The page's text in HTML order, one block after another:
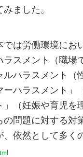
ました。
は労働環境にお
スメント（職場
ハラスメント（
ハラスメント」
（妊娠や育児を
問題に対する対
依然として多く